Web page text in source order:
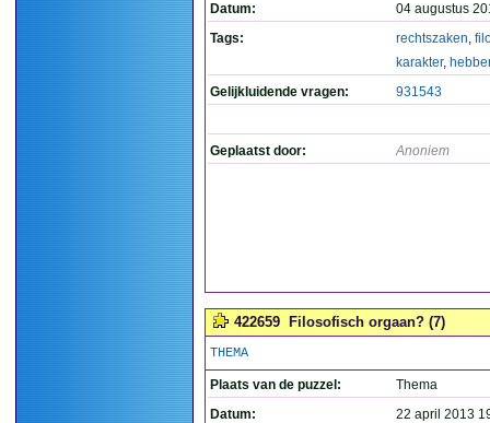
Datum:
04 augustus
Tags:
rechtszaken,
karakter,
Gelijkluidende vragen:
931543
Geplaatst door: Anoniem
422659 Filosofisch orgaan? (7)
THEMA
Plaats van de puzzel:
Thema
Datum:
22 april 2013